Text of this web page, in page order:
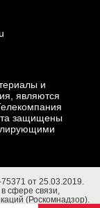
и
являются
защищены
от 25.03.2019.
сфере связи,
(Роскомнадзор).